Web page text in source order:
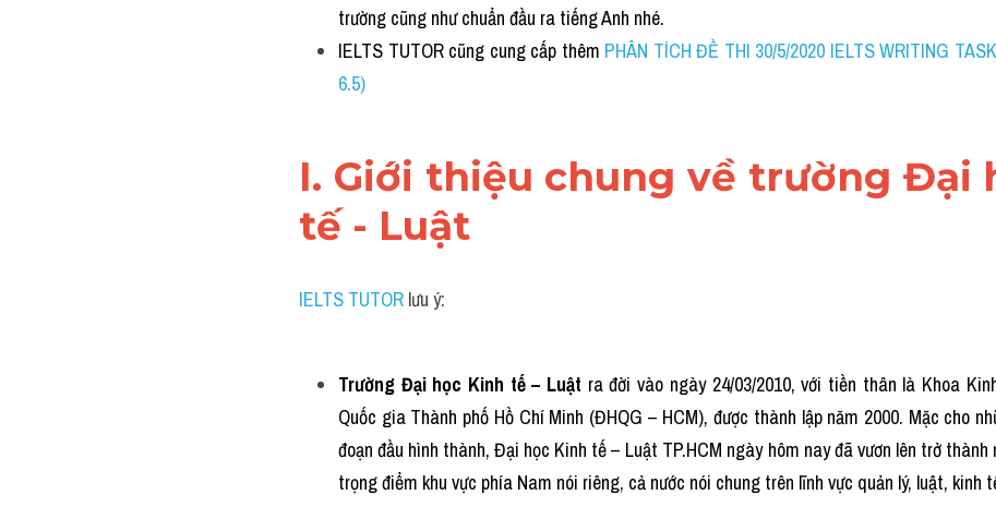
trường cũng như chuẩn đầu ra tiếng Anh nhé.
IELTS TUTOR cũng cung cấp thêm PHÂN TÍCH ĐỀ THI 30/5/2020 IELTS WRITING
6.5)
I. Giới thiệu chung về trường Đại
tế - Luật
IELTS TUTOR lưu ý:
Trường Đại học Kinh tế – Luật ra đời vào ngày 24/03/2010, với tiền thân là Khoa
Quốc gia Thành phố Hồ Chí Minh (ĐHQG – HCM), được thành lập năm 2000. Mặc cho
đoạn đầu hình thành, Đại học Kinh tế – Luật TP.HCM ngày hôm nay đã vươn lên trở
trọng điểm khu vực phía Nam nói riêng, cả nước nói chung trên lĩnh vực quản lý, luật, kinh